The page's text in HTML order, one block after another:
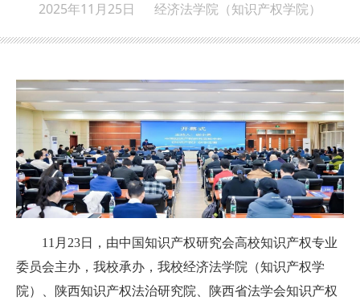
2025年11月25日 经济法学院（知识产权学院）
11 月23日，由中国知识产权研究会高校知识产权专业
委员会主办， 我校承办，我校经济法学院（知识产权学
院）
陕西知识产权法治研究院
陕西省法学会知识产权